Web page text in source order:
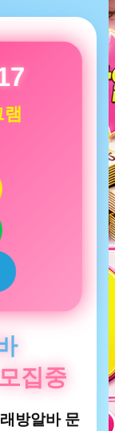
집중
방알바 문